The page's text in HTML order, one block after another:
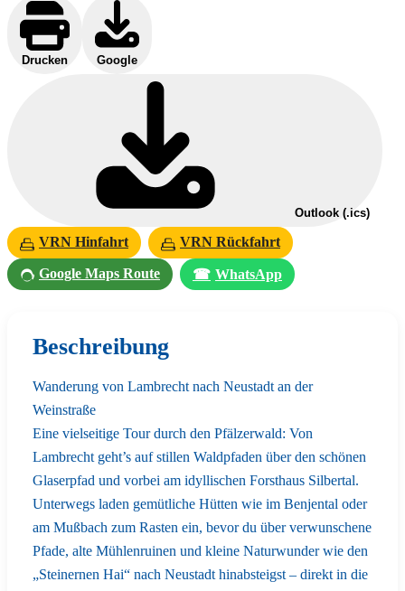
Drucken Google
Outlook (.ics)
VRN Hinfahrt VRN Rückfahrt
Google Maps Route ☎ WhatsApp
Beschreibung
Wanderung von Lambrecht nach Neustadt an der
Weinstraße
Eine vielseitige Tour durch den Pfälzerwald: Von
Lambrecht geht’s auf stillen Waldpfaden über den schönen
Glaserpfad und vorbei am idyllischen Forsthaus Silbertal.
Unterwegs laden gemütliche Hütten wie im Benjental oder
am Mußbach zum Rasten ein, bevor du über verwunschene
Pfade, alte Mühlenruinen und kleine Naturwunder wie den
„Steinernen Hai“ nach Neustadt hinabsteigst – direkt in die